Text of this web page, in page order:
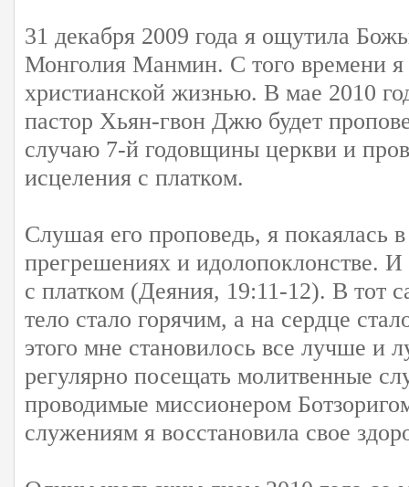
31 декабря 2009 года я ощутила
Монголия Манмин. С того времени я
христианской жизнью. В мае 2010
пастор Хьян-гвон Джю будет
случаю 7-й годовщины церкви и
исцеления с платком.
Слушая его проповедь, я покаялась
прегрешениях и идолопоклонстве.
с платком (Деяния, 19:11-12). В тот
тело стало горячим, а на сердце
этого мне становилось все лучше и
регулярно посещать молитвенные
проводимые миссионером
служениям я восстановила свое